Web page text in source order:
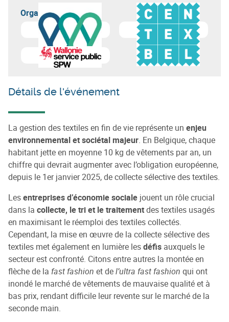
Organisateur(s)
En savoir plus sur Circular WalloniaEn savoir plus sur Centre
Détails de l'événement
La gestion des textiles en fin de vie représente un enjeu
environnemental et sociétal majeur. En Belgique, chaque
habitant jette en moyenne 10 kg de vêtements par an, un
chiffre qui devrait augmenter avec l’obligation européenne,
depuis le 1er janvier 2025, de collecte sélective des textiles.
Lesentreprises d’économie sociale jouent un rôle crucial
dans la collecte, le tri et le traitementdes textiles usagés
en maximisant le réemploi des textiles collectés.
Cependant, la mise en œuvre de la collecte sélective des
textiles met également en lumière lesdéfis auxquels le
secteur est confronté. Citons entre autres la montée en
flèche de la fast fashion et del’ultra fast fashion qui ont
inondé le marché de vêtements de mauvaise qualité et à
bas prix, rendant difficile leur revente sur le marché de la
seconde main.